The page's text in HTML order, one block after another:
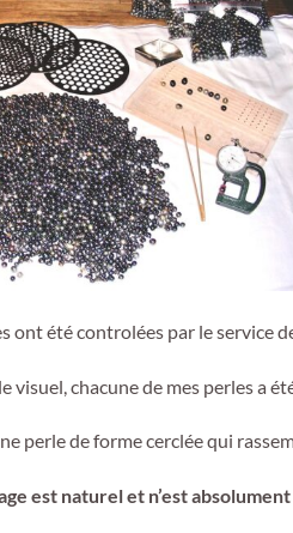
ont été controlées par le service
visuel, chacune de mes perles a
perle de forme cerclée qui
est naturel et n’est